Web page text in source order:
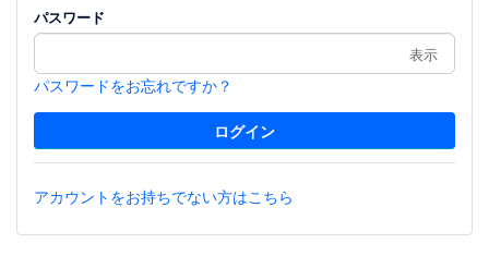
パスワード
表示
パスワードをお忘れですか？
アカウントをお持ちでない方はこちら